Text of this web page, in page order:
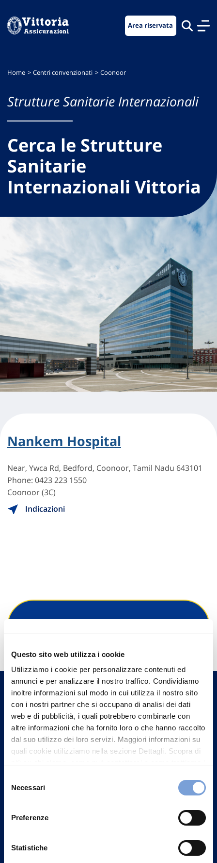
Questo sito web utilizza i cookie
Utilizziamo i cookie per personalizzare contenuti ed
annunci e per analizzare il nostro traffico. Condividiamo
inoltre informazioni sul modo in cui utilizza il nostro sito
con i nostri partner che si occupano di analisi dei dati
web e di pubblicità, i quali potrebbero combinarle con
altre informazioni che ha fornito loro o che hanno raccolto
dal suo utilizzo dei loro servizi. Maggiori informazioni su
quali cookie utilizziamo nella sezione Dettagli. Scopra di
può trovare nel footer del sito nella sezione "Informativa
delNecessari
Preferenze
Statistiche
menu
contenuto
footer
Area riservata
Home Centri convenzionati Coonoor
Strutture Sanitarie Internazionali
Cerca le Strutture
Sanitarie
Internazionali Vittoria
Nankem Hospital
Near, Ywca Rd, Bedford, Coonoor, Tamil Nadu 643101
Phone: 0423 223 1550
Coonoor (3C)
Indicazioni
Hai bisogno di
informazioni?
Trova l'Agenzia più vicina a te e parla con
un nostro Agente.
Contattaci